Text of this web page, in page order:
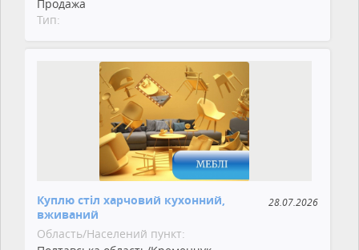
Продажа
Тип:
Куплю стіл харчовий кухонний,
вживаний
28.07.2026
Область/Населений пункт: